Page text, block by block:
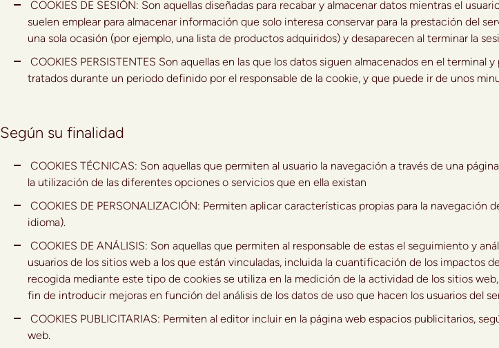
COOKIES DE SESIÓN: Son aquellas diseñadas para recabar y almacenar datos mientras el
suelen emplear para almacenar información que solo interesa conservar para la prestación del
una sola ocasión (por ejemplo, una lista de productos adquiridos) y desaparecen al terminar la
COOKIES PERSISTENTES Son aquellas en las que los datos siguen almacenados en el terminal
tratados durante un periodo definido por el responsable de la cookie, y que puede ir de unos
Según su finalidad
COOKIES TÉCNICAS: Son aquellas que permiten al usuario la navegación a través de una
la utilización de las diferentes opciones o servicios que en ella existan
COOKIES DE PERSONALIZACIÓN: Permiten aplicar características propias para la navegación
idioma).
COOKIES DE ANÁLISIS: Son aquellas que permiten al responsable de estas el seguimiento y
usuarios de los sitios web a los que están vinculadas, incluida la cuantificación de los impactos
recogida mediante este tipo de cookies se utiliza en la medición de la actividad de los sitios
fin de introducir mejoras en función del análisis de los datos de uso que hacen los usuarios del
COOKIES PUBLICITARIAS: Permiten al editor incluir en la página web espacios publicitarios,
web.